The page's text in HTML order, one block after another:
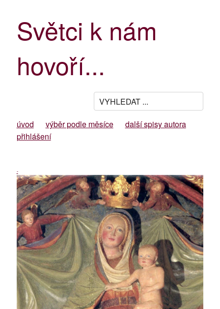
Světci k nám
hovoří...
úvod výběr podle měsíce
další spisy autora
přihlášení
-